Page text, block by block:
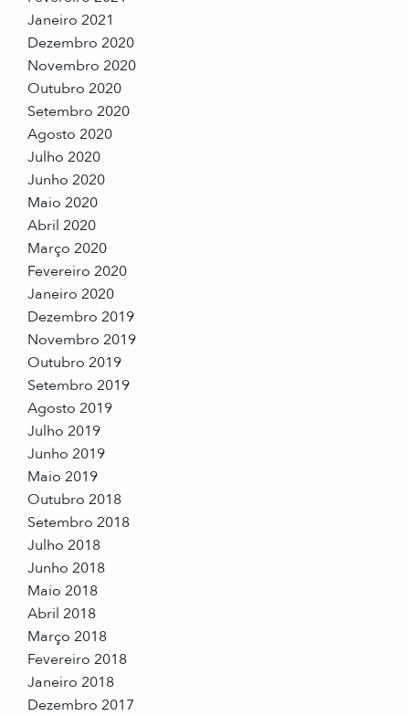
Janeiro 2021
Dezembro 2020
Novembro 2020
Outubro 2020
Setembro 2020
Agosto 2020
Julho 2020
Junho 2020
Maio 2020
Abril 2020
Março 2020
Fevereiro 2020
Janeiro 2020
Dezembro 2019
Novembro 2019
Outubro 2019
Setembro 2019
Agosto 2019
Julho 2019
Junho 2019
Maio 2019
Outubro 2018
Setembro 2018
Julho 2018
Junho 2018
Maio 2018
Abril 2018
Março 2018
Fevereiro 2018
Janeiro 2018
Dezembro 2017